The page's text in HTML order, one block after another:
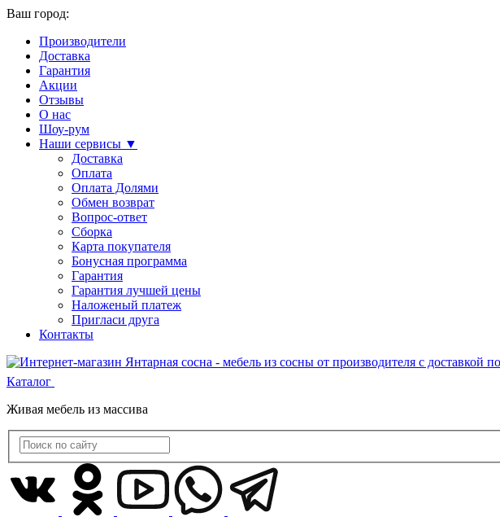
Ваш город:
Производители
Доставка
Гарантия
Акции
Отзывы
О нас
Шоу-рум
Наши сервисы ▼
Доставка
Оплата
Оплата Долями
Обмен возврат
Вопрос-ответ
Сборка
Карта покупателя
Бонусная программа
Гарантия
Гарантия лучшей цены
Наложеный платеж
Пригласи друга
Контакты
Каталог
Живая мебель из массива